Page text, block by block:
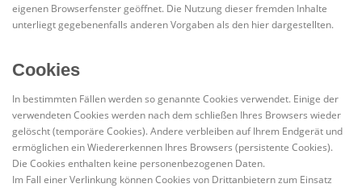
eigenen Browserfenster geöffnet. Die Nutzung dieser fremden Inhalte
unterliegt gegebenenfalls anderen Vorgaben als den hier dargestellten.
Cookies
In bestimmten Fällen werden so genannte Cookies verwendet. Einige der
verwendeten Cookies werden nach dem schließen Ihres Browsers wieder
gelöscht (temporäre Cookies). Andere verbleiben auf Ihrem Endgerät und
ermöglichen ein Wiedererkennen Ihres Browsers (persistente Cookies).
Die Cookies enthalten keine personenbezogenen Daten.
Im Fall einer Verlinkung können Cookies von Drittanbietern zum Einsatz